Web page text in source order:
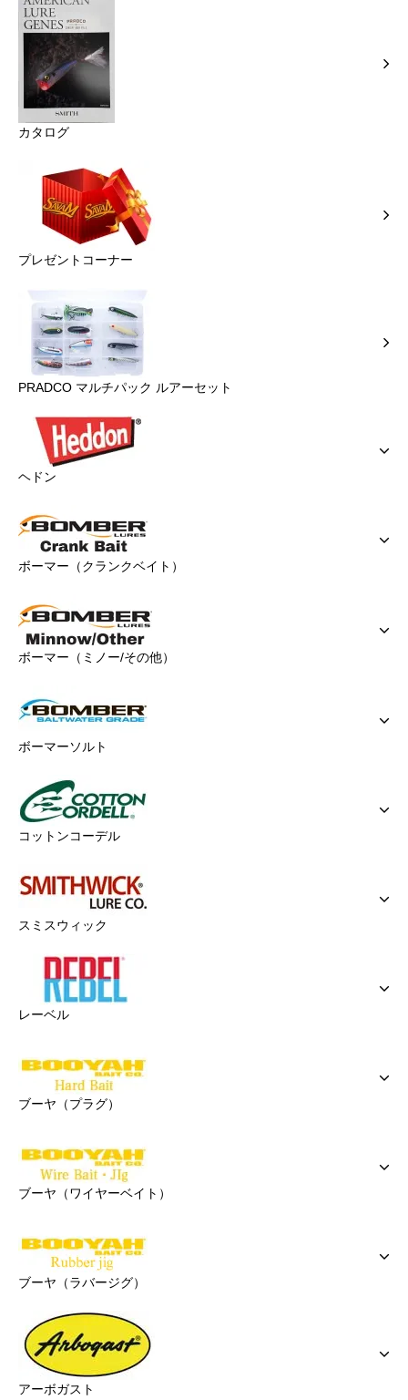
カタログ
プレゼントコーナー
PRADCO マルチパック ルアーセット
ヘドン
ボーマー（クランクベイト）
ボーマー（ミノー/その他）
ボーマーソルト
コットンコーデル
スミスウィック
レーベル
ブーヤ（プラグ）
ブーヤ（ワイヤーベイト）
ブーヤ（ラバージグ）
アーボガスト